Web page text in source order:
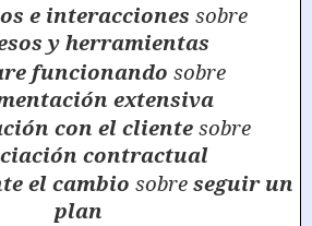
e interacciones sobre
y herramientas
funcionando sobre
extensiva
con el cliente sobre
contractual
el cambio sobre seguir un
plan